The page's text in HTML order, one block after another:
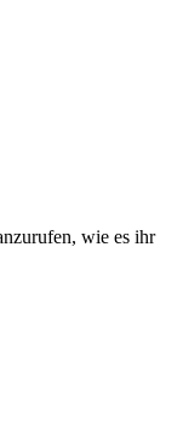
wie es ihr